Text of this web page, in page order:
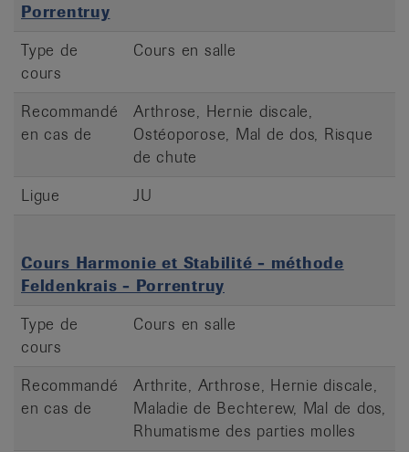
Porrentruy
Type de
cours
Cours en salle
Recommandé
en cas de
Arthrose, Hernie discale,
Ostéoporose, Mal de dos, Risque
de chute
Ligue
JU
Cours Harmonie et Stabilité - méthode
Feldenkrais - Porrentruy
Type de
cours
Cours en salle
Recommandé
en cas de
Arthrite, Arthrose, Hernie discale,
Maladie de Bechterew, Mal de dos,
Rhumatisme des parties molles